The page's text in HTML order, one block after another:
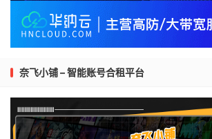
奈飞小铺 – 智能账号合租平台